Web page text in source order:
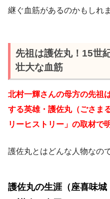
継ぐ血筋があるのかもしれ
先祖は護佐丸！15世
壮大な血筋
北村一輝さんの母方の先祖
する英雄・護佐丸（ごさま
リーヒストリー」の取材で
護佐丸とはどんな人物なの
護佐丸の生涯（座喜味城